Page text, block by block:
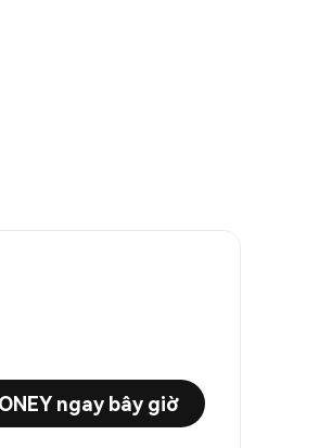
ngay bây giờ